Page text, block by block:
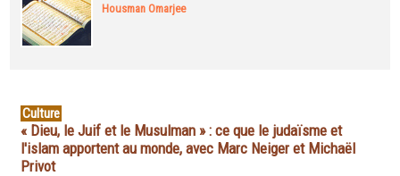
Housman Omarjee
Culture
« Dieu, le Juif et le Musulman » : ce que le judaïsme et
l'islam apportent au monde, avec Marc Neiger et Michaël
Privot